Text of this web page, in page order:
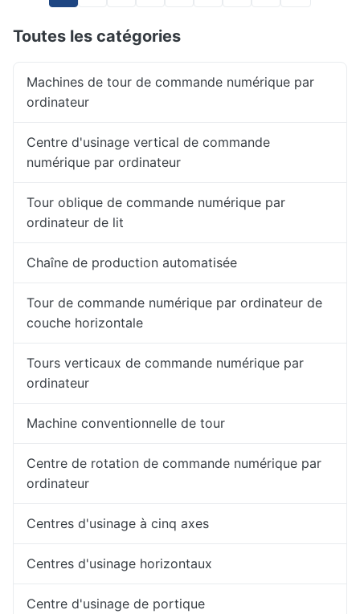
Toutes les catégories
Machines de tour de commande numérique par
ordinateur
Centre d'usinage vertical de commande
numérique par ordinateur
Tour oblique de commande numérique par
ordinateur de lit
Chaîne de production automatisée
Tour de commande numérique par ordinateur de
couche horizontale
Tours verticaux de commande numérique par
ordinateur
Machine conventionnelle de tour
Centre de rotation de commande numérique par
ordinateur
Centres d'usinage à cinq axes
Centres d'usinage horizontaux
Centre d'usinage de portique